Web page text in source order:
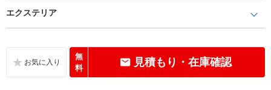
エクステリア
無
料
見積もり・在庫確認